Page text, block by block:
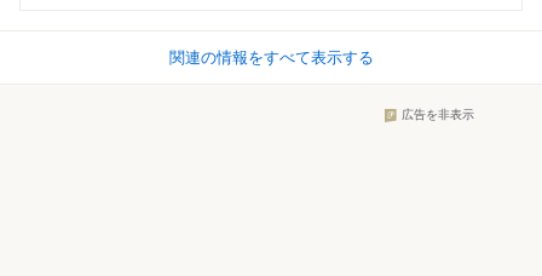
関連の情報をすべて表示する
広告を非表示